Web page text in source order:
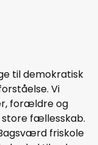
til demokratisk
Vi
forældre og
store fællesskab.
friskole